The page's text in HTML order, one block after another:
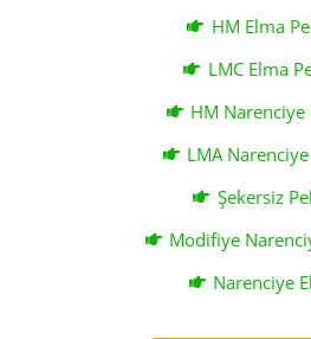
HM Elma
LMC Elma
HM Narenciye
LMA
Şekersiz
Modifiye
Narenciye